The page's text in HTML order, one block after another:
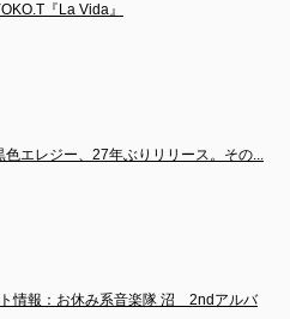
『La Vida』
色エレジー、27年ぶりリリース。その...
情報：お休み系音楽隊 沼　2ndアルバ